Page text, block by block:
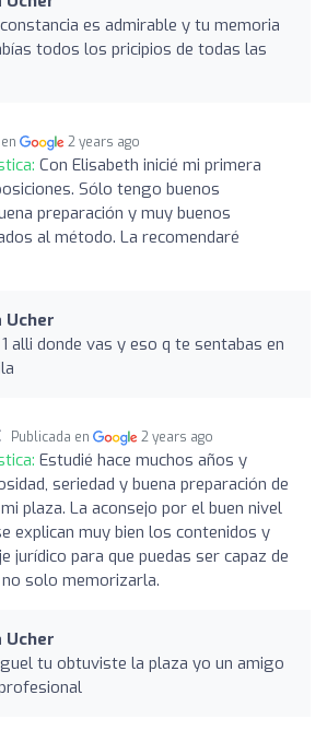
es admirable y tu memoria
todos los pricipios de todas las
2 years ago
Con Elisabeth inicié mi primera
Sólo tengo buenos
preparación y muy buenos
al método. La recomendaré
Ucher
alli donde vas y eso q te sentabas en
Publicada en 2 years ago
Estudié hace muchos años y
seriedad y buena preparación de
plaza. La aconsejo por el buen nivel
explican muy bien los contenidos y
jurídico para que puedas ser capaz de
solo memorizarla.
Ucher
tu obtuviste la plaza yo un amigo